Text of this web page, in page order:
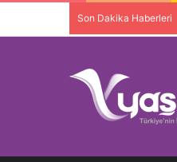
Son Dakika Haberleri